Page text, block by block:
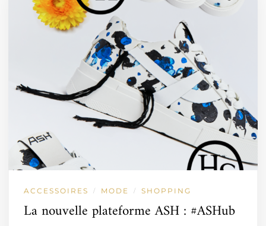
ACCESSOIRES / MODE / SHOPPING
La nouvelle plateforme ASH : #ASHub